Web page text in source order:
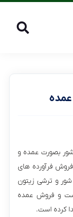
بصورت عمده و
فرآورده های
شور و ترشی زیتون
است و فروش عمده
کرده است.